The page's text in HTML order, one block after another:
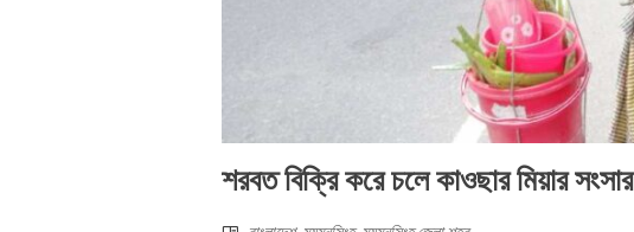
শরবত বিক্রি করে চলে কাওছার মিয়ার সংসার